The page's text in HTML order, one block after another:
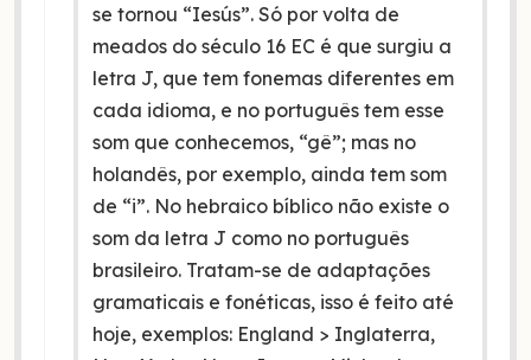
se tornou “Iesús”. Só por volta de
meados do século 16 EC é que surgiu a
letra J, que tem fonemas diferentes em
cada idioma, e no português tem esse
som que conhecemos, “gê”; mas no
holandês, por exemplo, ainda tem som
de “i”. No hebraico bíblico não existe o
som da letra J como no português
brasileiro. Tratam-se de adaptações
gramaticais e fonéticas, isso é feito até
hoje, exemplos: England > Inglaterra,